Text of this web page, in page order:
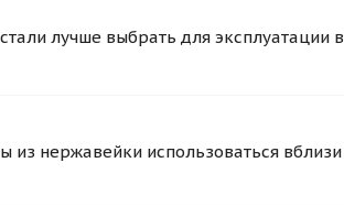
лучше выбрать для эксплуатации
из нержавейки использоваться